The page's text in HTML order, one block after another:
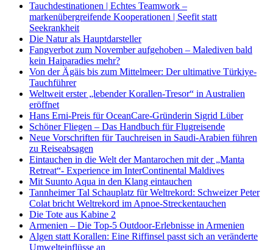
Tauchdestinationen | Echtes Teamwork –
markenübergreifende Kooperationen | Seefit statt
Seekrankheit
Die Natur als Hauptdarsteller
Fangverbot zum November aufgehoben – Malediven bald
kein Haiparadies mehr?
Von der Ägäis bis zum Mittelmeer: Der ultimative Türkiye-
Tauchführer
Weltweit erster „lebender Korallen-Tresor“ in Australien
eröffnet
Hans Erni-Preis für OceanCare-Gründerin Sigrid Lüber
Schöner Fliegen – Das Handbuch für Flugreisende
Neue Vorschriften für Tauchreisen in Saudi-Arabien führen
zu Reiseabsagen
Eintauchen in die Welt der Mantarochen mit der „Manta
Retreat“- Experience im InterContinental Maldives
Mit Suunto Aqua in den Klang eintauchen
Tannheimer Tal Schauplatz für Weltrekord: Schweizer Peter
Colat bricht Weltrekord im Apnoe-Streckentauchen
Die Tote aus Kabine 2
Armenien – Die Top-5 Outdoor-Erlebnisse in Armenien
Algen statt Korallen: Eine Riffinsel passt sich an veränderte
Umwelteinflüsse an